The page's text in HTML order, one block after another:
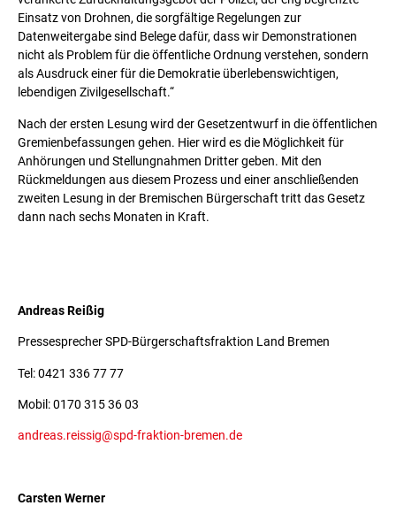
Einsatz von Drohnen, die sorgfältige Regelungen zur
Datenweitergabe sind Belege dafür, dass wir Demonstrationen
nicht als Problem für die öffentliche Ordnung verstehen, sondern
als Ausdruck einer für die Demokratie überlebenswichtigen,
lebendigen Zivilgesellschaft.“
Nach der ersten Lesung wird der Gesetzentwurf in die öffentlichen
Gremienbefassungen gehen. Hier wird es die Möglichkeit für
Anhörungen und Stellungnahmen Dritter geben. Mit den
Rückmeldungen aus diesem Prozess und einer anschließenden
zweiten Lesung in der Bremischen Bürgerschaft tritt das Gesetz
dann nach sechs Monaten in Kraft.
Andreas Reißig
Pressesprecher SPD-Bürgerschaftsfraktion Land Bremen
Tel: 0421 336 77 77
Mobil: 0170 315 36 03
andreas.reissig@spd-fraktion-bremen.de
Carsten Werner